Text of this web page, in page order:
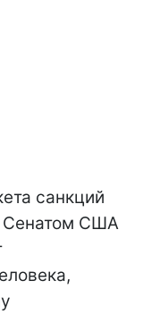
санкций
Сенатом США